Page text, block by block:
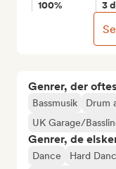
Genrer, der
Bassmusik Drum
UK Garage/
Genrer, de
Dance Hard
100% 3